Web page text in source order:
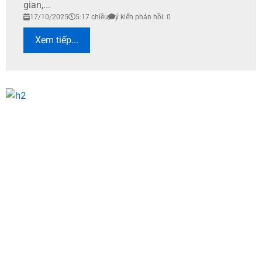
gian,...
17/10/2025 5:17 chiều ý kiến phản hồi: 0
Xem tiếp...